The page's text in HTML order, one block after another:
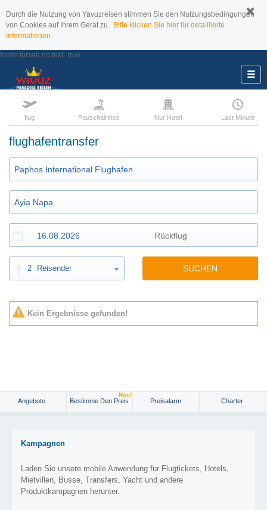
Durch die Nutzung von Yavuzreisen stimmen Sie den Nutzungsbedingungen
von Cookies auf Ihrem Gerät zu. Bitte klicken Sie hier für detaillierte
Informationen.
footer.tursab.no.text: true
flug Pauschalreise Nur Hotel Last Minute
flughafentransfer
2 Reisender SUCHEN
Kein Ergebnisse gefunden!
Angebote Bestimme Den Preis
Neu!
Preisalarm Charter
Kampagnen
Laden Sie unsere mobile Anwendung für Flugtickets, Hotels,
Mietvillen, Busse, Transfers, Yacht und andere
Produktkampagnen herunter.